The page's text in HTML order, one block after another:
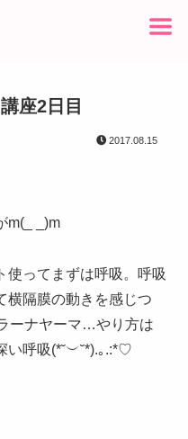
座2日目
2017.08.15
m(_ _)m
使ってまずは呼吸。呼吸
横隔膜の動きを感じつ
ーナヤーマ…やり方は
呼吸(*˘︶˘*).｡.:*♡